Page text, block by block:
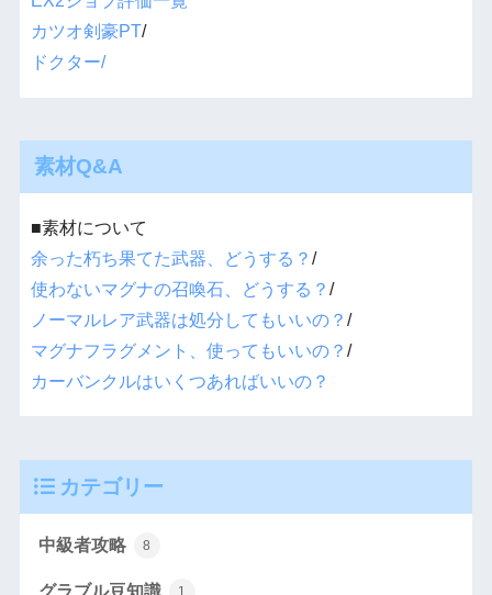
カツオ剣豪PT/
ドクター/
素材Q&A
■素材について
余った朽ち果てた武器、どうする？ /
使わないマグナの召喚石、どうする？ /
ノーマルレア武器は処分してもいいの？ /
マグナフラグメント、使ってもいいの？ /
カーバンクルはいくつあればいいの？
カテゴリー
中級者攻略 8
グラブル豆知識